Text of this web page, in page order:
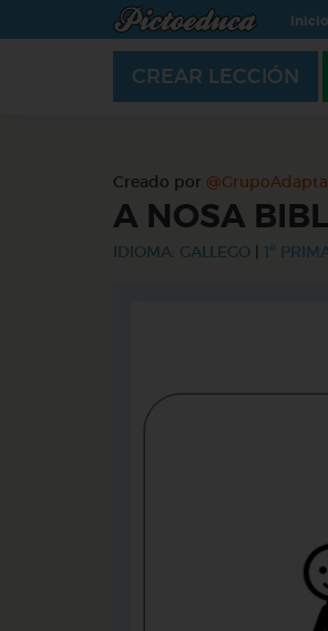
Inicio
CREAR LECCIÓN
Creado por @GrupoAdapta
A NOSA
IDIOMA: GALLEGO 1º